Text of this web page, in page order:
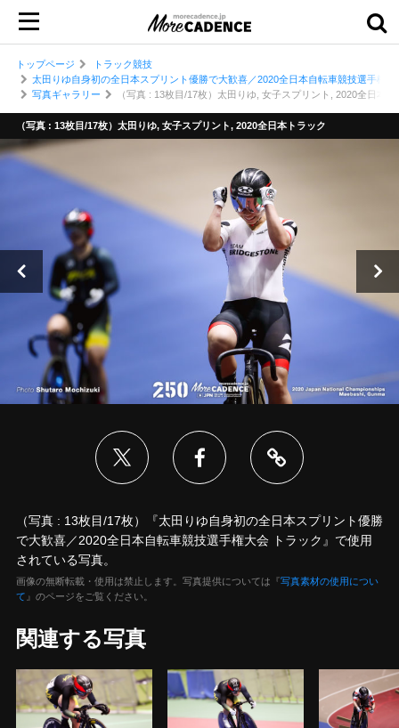
トップページ
トラック競技
太田りゆ自身初の全日本スプリント優勝で大歓喜／2020全日本自転車競技選手権大
写真ギャラリー
（写真 : 13枚目/17枚）太田りゆ, 女子スプリント, 2020全日本ト
（写真 : 13枚目/17枚）太田りゆ, 女子スプリント, 2020全日本トラック
（写真 : 13枚目/17枚）『太田りゆ自身初の全日本スプリント優勝
で大歓喜／2020全日本自転車競技選手権大会 トラック』で使用
されている写真。
画像の無断転載・使用は禁止します。写真提供については『写真素材の使用につい
て 』のページをご覧ください。
関連する写真